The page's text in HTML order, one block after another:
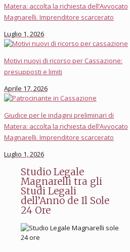
Matera: accolta la richiesta dell’Avvocato
Magnarelli. Imprenditore scarcerato
Luglio 1, 2026
Motivi nuovi di ricorso per Cassazione:
presupposti e limiti
Aprile 17, 2026
Giudice per le indagini preliminari di
Matera: accolta la richiesta dell’Avvocato
Magnarelli. Imprenditore scarcerato
Luglio 1, 2026
Studio Legale
Magnarelli tra gli
Studi Legali
dell’Anno de Il Sole
24 Ore